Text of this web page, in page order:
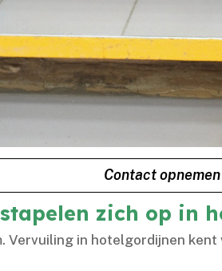
Contact opnemen
zich op in
Vervuiling in hotelgordijnen